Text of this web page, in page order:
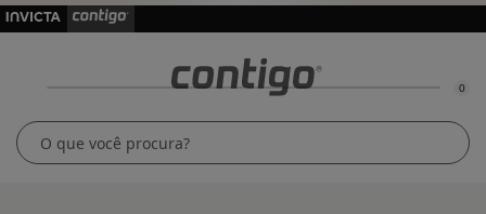
0